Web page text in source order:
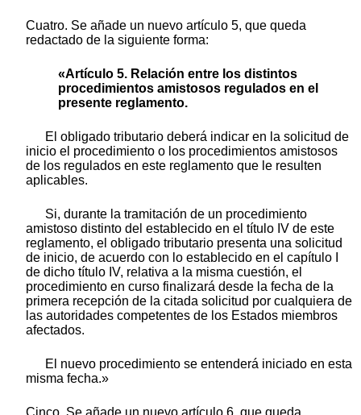
Cuatro. Se añade un nuevo artículo 5, que queda
redactado de la siguiente forma:
«Artículo 5. Relación entre los distintos
procedimientos amistosos regulados en el
presente reglamento.
El obligado tributario deberá indicar en la solicitud de
inicio el procedimiento o los procedimientos amistosos
de los regulados en este reglamento que le resulten
aplicables.
Si, durante la tramitación de un procedimiento
amistoso distinto del establecido en el título IV de este
reglamento, el obligado tributario presenta una solicitud
de inicio, de acuerdo con lo establecido en el capítulo I
de dicho título IV, relativa a la misma cuestión, el
procedimiento en curso finalizará desde la fecha de la
primera recepción de la citada solicitud por cualquiera de
las autoridades competentes de los Estados miembros
afectados.
El nuevo procedimiento se entenderá iniciado en esta
misma fecha.»
Cinco. Se añade un nuevo artículo 6, que queda